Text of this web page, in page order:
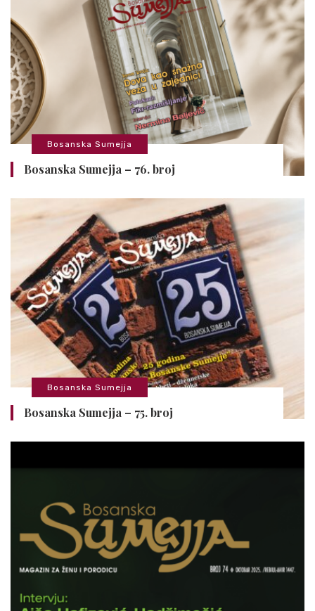
Bosanska Sumejja
Bosanska Sumejja – 76. broj
Bosanska Sumejja
Bosanska Sumejja – 75. broj